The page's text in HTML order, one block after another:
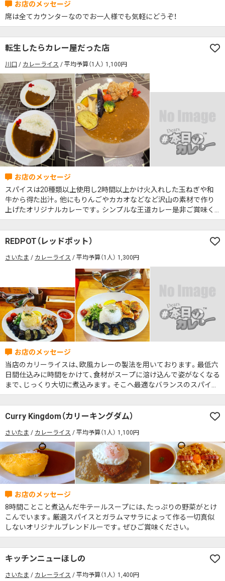
席は全てカウンターなのでお一人様でも気軽にどうぞ！
転生したらカレー屋だった店
川口 カレーライス 平均予算（1人） 1,100円
スパイスは20種類以上使用し2時間以上かけ火入れした玉ねぎや和
牛から得た出汁。他にもりんごやカカオなどなど沢山の素材で作り
上げたオリジナルカレーです。シンプルな王道カレー是非ご賞味く
ださい。
REDPOT（レッドポット）
さいたま カレーライス 平均予算（1人） 1,300円
当店のカリーライスは、欧風カレーの製法を用いております。最低六
日間仕込みに時間をかけて、食材がスープに溶け込んで姿がなくなる
まで、じっくり大切に煮込みます。そこへ最適なバランスのスパイス
を足し完成いたします。最高の食べ頃に、お客様にご提供させていた
だきます。
Curry Kingdom（カリーキングダム）
さいたま カレーライス 平均予算（1人） 1,100円
8時間ことこと煮込んだ牛テールスープには、たっぷりの野菜がとけ
こんでいます。厳選スパイスとガラムマサラによって作る一切真似
しないオリジナルブレンドルーです。ぜひご賞味ください。
キッチンニューほしの
さいたま カレーライス 平均予算（1人） 1,400円